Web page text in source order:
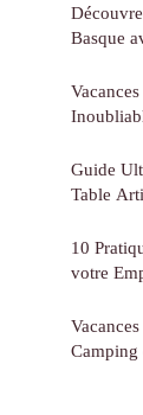
Basque
Guide
Table
10
votre